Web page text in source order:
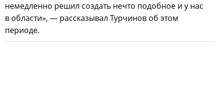
немедленно решил создать нечто подобное и у нас
в области», — рассказывал Турчинов об этом
периоде.